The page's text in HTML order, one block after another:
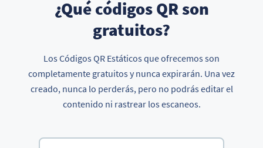
¿Qué códigos QR son
gratuitos?
Los Códigos QR Estáticos que ofrecemos son
completamente gratuitos y nunca expirarán. Una vez
creado, nunca lo perderás, pero no podrás editar el
contenido ni rastrear los escaneos.